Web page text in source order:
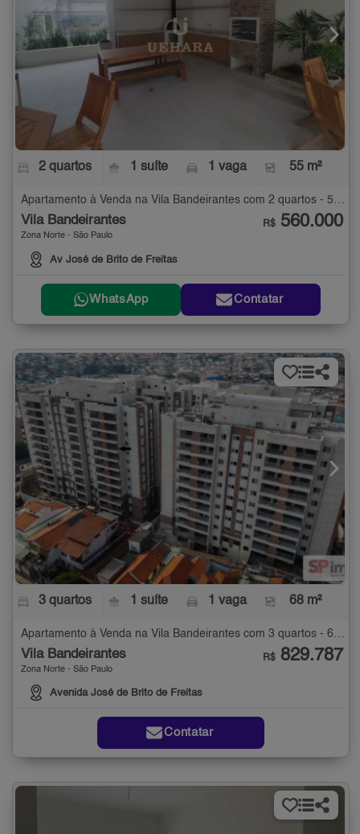
2 quartos 1 suíte 1 vaga 55 m²
Apartamento à Venda na Vila Bandeirantes com 2 quartos - 55 m²
Vila Bandeirantes
Zona Norte - São Paulo
Av José de Brito de Freitas
R$ 560.000
WhatsApp Contatar
3 quartos 1 suíte 1 vaga 68 m²
Vila Bandeirantes
Zona Norte - São Paulo
Avenida José de Brito de Freitas
R$ 829.787
Contatar